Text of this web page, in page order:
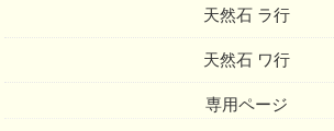
天然石 ラ行
天然石 ワ行
専用ページ